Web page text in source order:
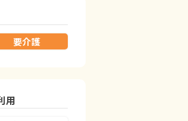
要介護
用